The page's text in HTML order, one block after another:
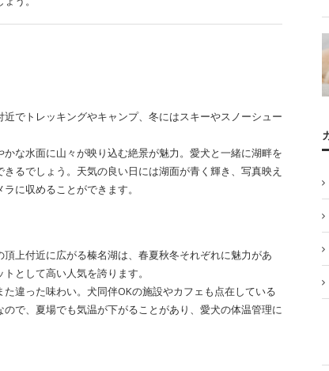
でトレッキングやキャンプ、冬にはスキーやスノーシュー
な水面に山々が映り込む絶景が魅力。愛犬と一緒に湖畔を
るでしょう。天気の良い日には湖面が青く輝き、写真映え
に収めることができます。
上付近に広がる榛名湖は、春夏秋冬それぞれに魅力があ
として高い人気を誇ります。
違った味わい。犬同伴OKの施設やカフェも点在している
で、夏場でも気温が下がることがあり、愛犬の体温管理に